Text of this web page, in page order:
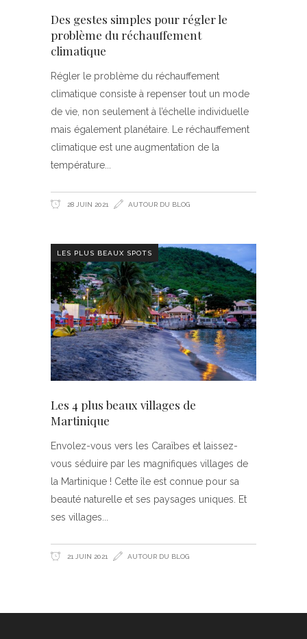
Des gestes simples pour régler le
problème du réchauffement
climatique
Régler le problème du réchauffement
climatique consiste à repenser tout un mode
de vie, non seulement à l’échelle individuelle
mais également planétaire. Le réchauffement
climatique est une augmentation de la
température
28 JUIN 2021 AUTOUR DU BLOG
LES PLUS BEAUX SPOTS
Les 4 plus beaux villages de
Martinique
Envolez-vous vers les Caraïbes et laissez-
vous séduire par les magnifiques villages de
la Martinique ! Cette île est connue pour sa
beauté naturelle et ses paysages uniques. Et
ses villages
21 JUIN 2021 AUTOUR DU BLOG